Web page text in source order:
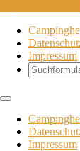
Impressum
Impressum